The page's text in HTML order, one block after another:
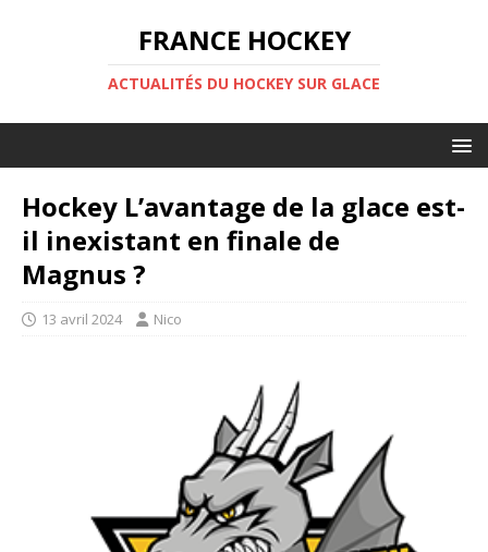
FRANCE HOCKEY
ACTUALITÉS DU HOCKEY SUR GLACE
Hockey L’avantage de la glace est-
il inexistant en finale de
Magnus ?
13 avril 2024 Nico